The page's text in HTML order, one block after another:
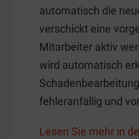
automatisch die
verschickt eine
Mitarbeiter aktiv
wird automatisch
fehleranfällig und
Lesen Sie mehr in